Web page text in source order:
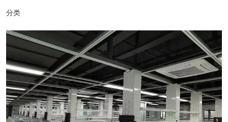
分类